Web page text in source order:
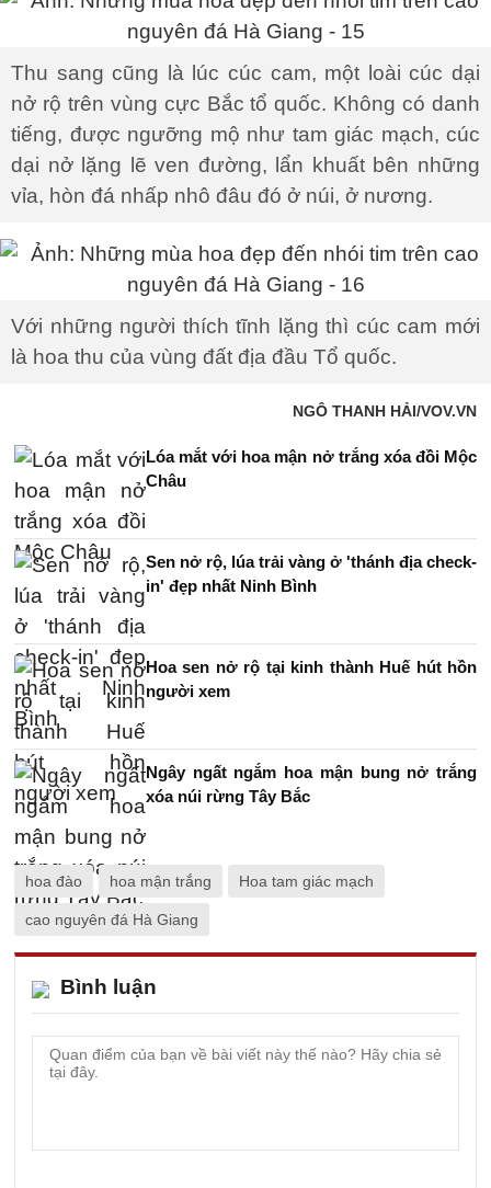
Thu sang cũng là lúc cúc cam, một loài cúc dại
nở rộ trên vùng cực Bắc tổ quốc. Không có danh
tiếng, được ngưỡng mộ như tam giác mạch, cúc
dại nở lặng lẽ ven đường, lẩn khuất bên những
vỉa, hòn đá nhấp nhô đâu đó ở núi, ở nương.
Với những người thích tĩnh lặng thì cúc cam mới
là hoa thu của vùng đất địa đầu Tổ quốc.
NGÔ THANH HẢI/VOV.VN
Lóa mắt với hoa mận nở trắng xóa đồi Mộc
Châu
Sen nở rộ, lúa trải vàng ở 'thánh địa check-
in' đẹp nhất Ninh Bình
Hoa sen nở rộ tại kinh thành Huế hút hồn
người xem
Ngây ngất ngắm hoa mận bung nở trắng
xóa núi rừng Tây Bắc
hoa đào hoa mận trắng Hoa tam giác mạch
cao nguyên đá Hà Giang
Bình luận